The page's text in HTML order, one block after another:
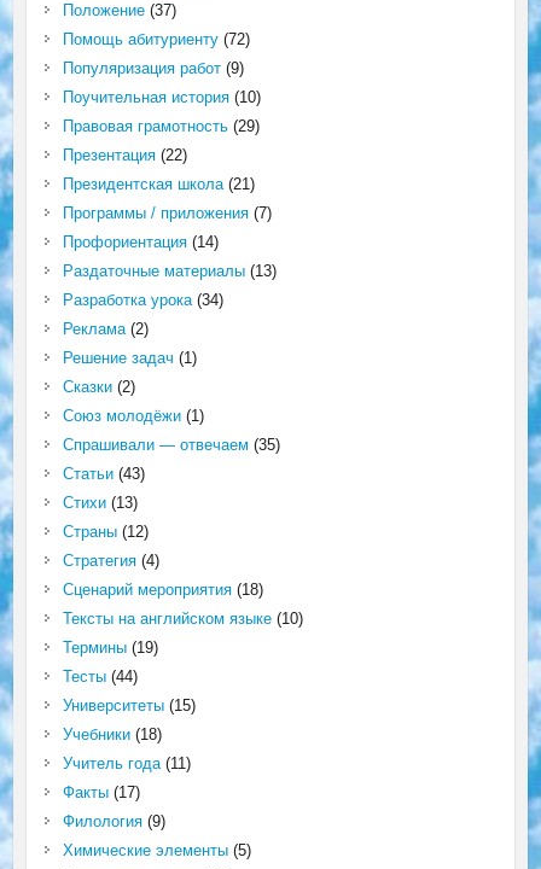
Положение(37)
Помощь абитуриенту(72)
Популяризация работ(9)
Поучительная история(10)
Правовая грамотность(29)
Презентация(22)
Президентская школа(21)
Программы / приложения(7)
Профориентация(14)
Раздаточные материалы(13)
Разработка урока(34)
Реклама(2)
Решение задач (1)
Сказки(2)
Союз молодёжи(1)
Спрашивали — отвечаем (35)
Статьи(43)
Стихи(13)
Страны(12)
Стратегия(4)
Сценарий мероприятия(18)
Тексты на английском языке(10)
Термины(19)
Тесты(44)
Университеты(15)
Учебники(18)
Учитель года(11)
Факты(17)
Филология(9)
Химические элементы(5)